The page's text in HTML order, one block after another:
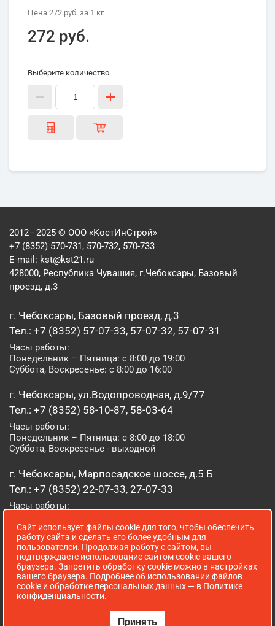
Цена 272 руб. за 1 кг
272 руб.
Выберите количество
2012 - 2025 © ООО «КостИнСтрой»
+7 (8352) 570-731, 570-732, 570-733
E-mail: kst@kst21.ru
428000, Республика Чувашия, г.Чебоксары, Базовый
проезд, д.3
г. Чебоксары, Базовый проезд, д.3
Тел.: +7 (8352) 57-07-33, 57-07-32, 57-07-31
Часы работы:
Понедельник – Пятница: с 8:00 до 19:00
Суббота, Воскресенье: с 8:00 до 16:00
г. Чебоксары, ул.Водопроводная, д.9/77
Тел.: +7 (8352) 58-10-87, 58-03-64
Часы работы:
Понедельник – Пятница: с 8:00 до 18:00
Суббота, Воскресенье - выходной
г. Чебоксары, Марпосадское шоссе, д.5 Б
Тел.: +7 (8352) 22-07-33, 27-07-33
Часы работы:
Суббота, Воскресенье: с 8:00 до 16:00
г. Йошкар-Ола, ул. Луначарского, д. 52 А
Тел.: (8362) 41-07-31
Часы работы:
Понедельник – Пятница: с 8:00 до 18:00
Сайт использует файлы cookie для того, чтобы обеспечить
работу сайта и сделать его более удобным для
пользователей. Продолжая работу с сайтом, вы
подтверждаете использование сайтом cookie вашего
браузера. Запретить обработку cookie можно в настройках
вашего браузера. Подробнее об использовании файлов
cookie и обработке персональных данных — в Политике
конфиденциальности.
Принять